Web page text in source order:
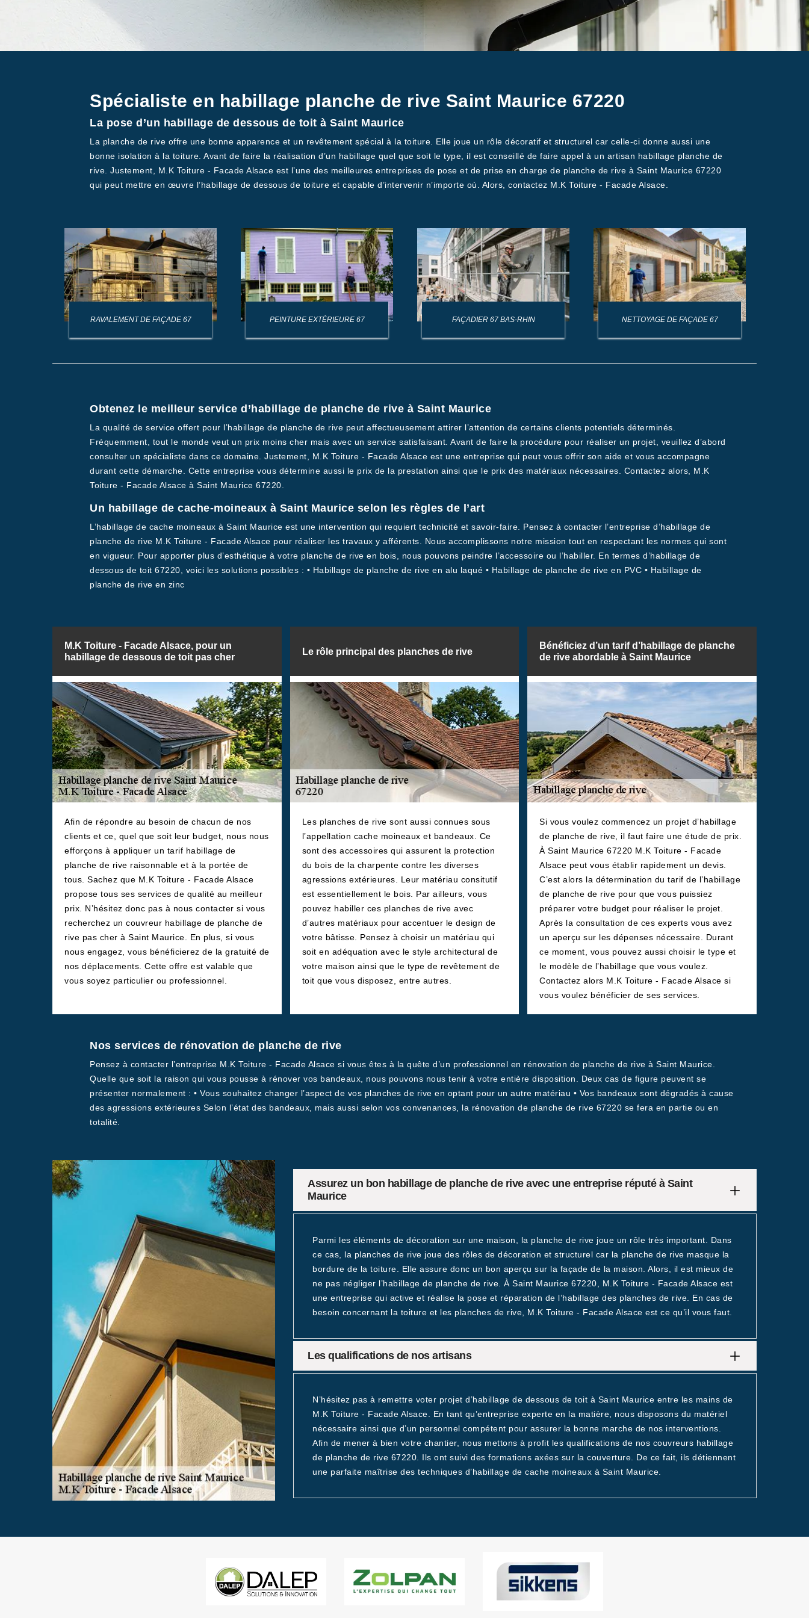
Spécialiste en habillage planche de rive Saint Maurice 67220
La pose d’un habillage de dessous de toit à Saint Maurice
La planche de rive offre une bonne apparence et un revêtement spécial à la toiture. Elle joue un rôle décoratif et structurel car celle-ci donne aussi une
bonne isolation à la toiture. Avant de faire la réalisation d’un habillage quel que soit le type, il est conseillé de faire appel à un artisan habillage planche de
rive. Justement, M.K Toiture - Facade Alsace est l’une des meilleures entreprises de pose et de prise en charge de planche de rive à Saint Maurice 67220
qui peut mettre en œuvre l’habillage de dessous de toiture et capable d’intervenir n’importe où. Alors, contactez M.K Toiture - Facade Alsace.
RAVALEMENT DE FAÇADE 67 PEINTURE EXTÉRIEURE 67 FAÇADIER 67 BAS-RHIN NETTOYAGE DE FAÇADE 67
Obtenez le meilleur service d’habillage de planche de rive à Saint Maurice
La qualité de service offert pour l’habillage de planche de rive peut affectueusement attirer l’attention de certains clients potentiels déterminés.
Fréquemment, tout le monde veut un prix moins cher mais avec un service satisfaisant. Avant de faire la procédure pour réaliser un projet, veuillez d’abord
consulter un spécialiste dans ce domaine. Justement, M.K Toiture - Facade Alsace est une entreprise qui peut vous offrir son aide et vous accompagne
durant cette démarche. Cette entreprise vous détermine aussi le prix de la prestation ainsi que le prix des matériaux nécessaires. Contactez alors, M.K
Toiture - Facade Alsace à Saint Maurice 67220.
Un habillage de cache-moineaux à Saint Maurice selon les règles de l’art
L’habillage de cache moineaux à Saint Maurice est une intervention qui requiert technicité et savoir-faire. Pensez à contacter l’entreprise d’habillage de
planche de rive M.K Toiture - Facade Alsace pour réaliser les travaux y afférents. Nous accomplissons notre mission tout en respectant les normes qui sont
en vigueur. Pour apporter plus d’esthétique à votre planche de rive en bois, nous pouvons peindre l’accessoire ou l’habiller. En termes d’habillage de
dessous de toit 67220, voici les solutions possibles : • Habillage de planche de rive en alu laqué • Habillage de planche de rive en PVC • Habillage de
planche de rive en zinc
M.K Toiture - Facade Alsace, pour un
habillage de dessous de toit pas cher
Afin de répondre au besoin de chacun de nos
clients et ce, quel que soit leur budget, nous nous
efforçons à appliquer un tarif habillage de
planche de rive raisonnable et à la portée de
tous. Sachez que M.K Toiture - Facade Alsace
propose tous ses services de qualité au meilleur
prix. N’hésitez donc pas à nous contacter si vous
recherchez un couvreur habillage de planche de
rive pas cher à Saint Maurice. En plus, si vous
nous engagez, vous bénéficierez de la gratuité de
nos déplacements. Cette offre est valable que
vous soyez particulier ou professionnel.
Le rôle principal des planches de rive
Les planches de rive sont aussi connues sous
l’appellation cache moineaux et bandeaux. Ce
sont des accessoires qui assurent la protection
du bois de la charpente contre les diverses
agressions extérieures. Leur matériau consitutif
est essentiellement le bois. Par ailleurs, vous
pouvez habiller ces planches de rive avec
d’autres matériaux pour accentuer le design de
votre bâtisse. Pensez à choisir un matériau qui
soit en adéquation avec le style architectural de
votre maison ainsi que le type de revêtement de
toit que vous disposez, entre autres.
Bénéficiez d’un tarif d’habillage de planche
de rive abordable à Saint Maurice
Si vous voulez commencez un projet d’habillage
de planche de rive, il faut faire une étude de prix.
À Saint Maurice 67220 M.K Toiture - Facade
Alsace peut vous établir rapidement un devis.
C’est alors la détermination du tarif de l’habillage
de planche de rive pour que vous puissiez
préparer votre budget pour réaliser le projet.
Après la consultation de ces experts vous avez
un aperçu sur les dépenses nécessaire. Durant
ce moment, vous pouvez aussi choisir le type et
le modèle de l’habillage que vous voulez.
Contactez alors M.K Toiture - Facade Alsace si
vous voulez bénéficier de ses services.
Nos services de rénovation de planche de rive
Pensez à contacter l’entreprise M.K Toiture - Facade Alsace si vous êtes à la quête d’un professionnel en rénovation de planche de rive à Saint Maurice.
Quelle que soit la raison qui vous pousse à rénover vos bandeaux, nous pouvons nous tenir à votre entière disposition. Deux cas de figure peuvent se
présenter normalement : • Vous souhaitez changer l’aspect de vos planches de rive en optant pour un autre matériau • Vos bandeaux sont dégradés à cause
des agressions extérieures Selon l’état des bandeaux, mais aussi selon vos convenances, la rénovation de planche de rive 67220 se fera en partie ou en
totalité.
Assurez un bon habillage de planche de rive avec une entreprise réputé à Saint
Maurice
Parmi les éléments de décoration sur une maison, la planche de rive joue un rôle très important. Dans
ce cas, la planches de rive joue des rôles de décoration et structurel car la planche de rive masque la
bordure de la toiture. Elle assure donc un bon aperçu sur la façade de la maison. Alors, il est mieux de
ne pas négliger l’habillage de planche de rive. À Saint Maurice 67220, M.K Toiture - Facade Alsace est
une entreprise qui active et réalise la pose et réparation de l’habillage des planches de rive. En cas de
besoin concernant la toiture et les planches de rive, M.K Toiture - Facade Alsace est ce qu’il vous faut.
Les qualifications de nos artisans
N’hésitez pas à remettre voter projet d’habillage de dessous de toit à Saint Maurice entre les mains de
M.K Toiture - Facade Alsace. En tant qu’entreprise experte en la matière, nous disposons du matériel
nécessaire ainsi que d’un personnel compétent pour assurer la bonne marche de nos interventions.
Afin de mener à bien votre chantier, nous mettons à profit les qualifications de nos couvreurs habillage
de planche de rive 67220. Ils ont suivi des formations axées sur la couverture. De ce fait, ils détiennent
une parfaite maîtrise des techniques d’habillage de cache moineaux à Saint Maurice.